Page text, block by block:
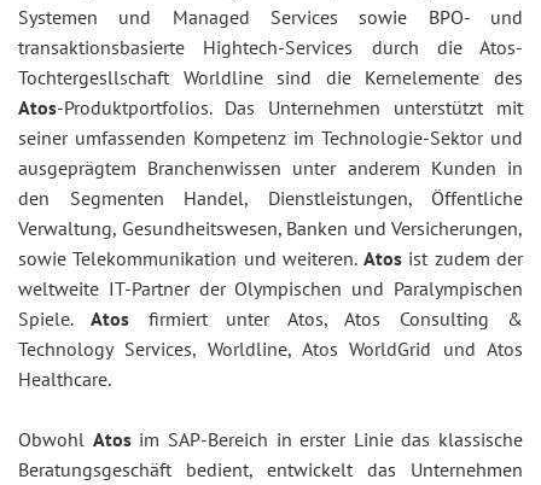
Systemen und Managed Services sowie BPO- und
transaktionsbasierte Hightech-Services durch die Atos-
Tochtergesllschaft Worldline sind die Kernelemente des
Atos-Produktportfolios. Das Unternehmen unterstützt mit
seiner umfassenden Kompetenz im Technologie-Sektor und
ausgeprägtem Branchenwissen unter anderem Kunden in
den Segmenten Handel, Dienstleistungen, Öffentliche
Verwaltung, Gesundheitswesen, Banken und Versicherungen,
sowie Telekommunikation und weiteren. Atosist zudem der
weltweite IT-Partner der Olympischen und Paralympischen
Spiele.Atos firmiert unter Atos, Atos Consulting &
Technology Services, Worldline, Atos WorldGrid und Atos
Healthcare.
Obwohl Atosim SAP-Bereich in erster Linie das klassische
Beratungsgeschäft bedient, entwickelt das Unternehmen